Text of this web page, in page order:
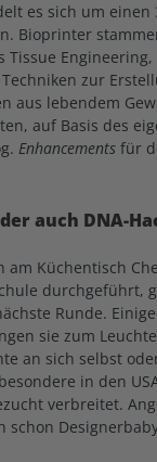
es sich um einen
Bioprinter
Tissue Engineering,
zur
aus lebendem
auf Basis des
Enhancements für
auch DNA-
Küchentisch
durchgeführt,
Runde.
sie zum
an sich selbst
in den
verbreitet.
schon